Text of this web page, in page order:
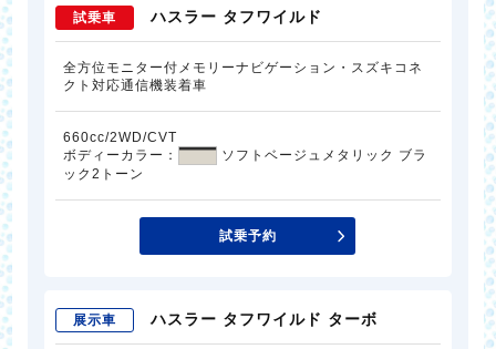
試乗車 ハスラー タフワイルド
全方位モニター付メモリーナビゲーション・スズキコネ
クト対応通信機装着車
660cc/2WD/CVT
ボディーカラー：
ソフトベージュメタリック ブラ
ック2トーン
試乗予約
展示車 ハスラー タフワイルド ターボ